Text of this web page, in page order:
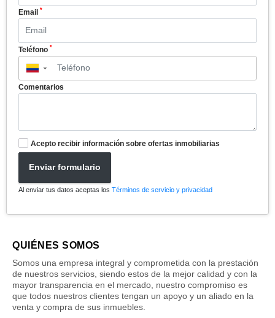
Email *
Teléfono *
▼
Comentarios
Acepto recibir información sobre ofertas inmobiliarias
Enviar formulario
Al enviar tus datos aceptas los Términos de servicio y privacidad
QUIÉNES SOMOS
Somos una empresa integral y comprometida con la prestación
de nuestros servicios, siendo estos de la mejor calidad y con la
mayor transparencia en el mercado, nuestro compromiso es
que todos nuestros clientes tengan un apoyo y un aliado en la
venta y compra de sus inmuebles.